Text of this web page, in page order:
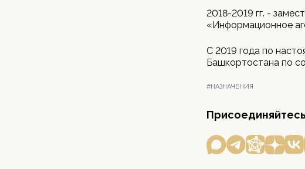
2018-2019 гг. -
«Информационное
С 2019 года по
Башкортостана по
#НАЗНАЧЕНИЯ